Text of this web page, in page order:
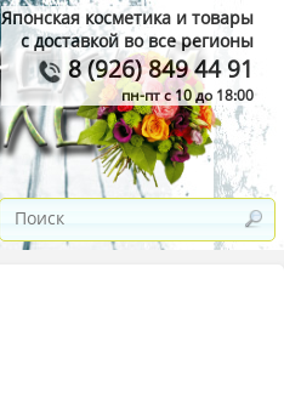
Японская косметика и товары
с доставкой во все регионы
8 (926) 849 44 91
пн-пт с 10 до 18:00